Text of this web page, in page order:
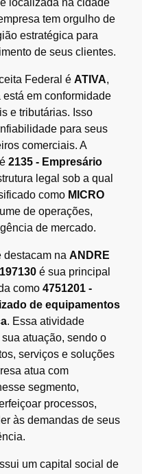
localizada na cidade
tem orgulho de
estratégica para
de seus clientes.
Federal é ATIVA,
em conformidade
e tributárias. Isso
para seus
comerciais. A
2135 - Empresário
legal sob a qual
como MICRO
de operações,
de mercado.
destacam na ANDRE
é sua principal
como 4751201 -
de equipamentos
. Essa atividade
atuação, sendo o
serviços e soluções
atua com
segmento,
processos,
às demandas de seus
um capital social de